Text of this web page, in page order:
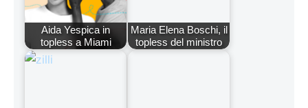
Aida Yespica in
topless a Miami
Maria Elena Boschi, il
topless del ministro